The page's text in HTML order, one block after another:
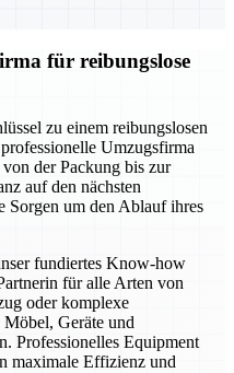
für reibungslose
zu einem reibungslosen
Umzugsfirma
der Packung bis zur
auf den nächsten
Sorgen um den Ablauf ihres
fundiertes Know-how
für alle Arten von
oder komplexe
Geräte und
Professionelles Equipment
maximale Effizienz und